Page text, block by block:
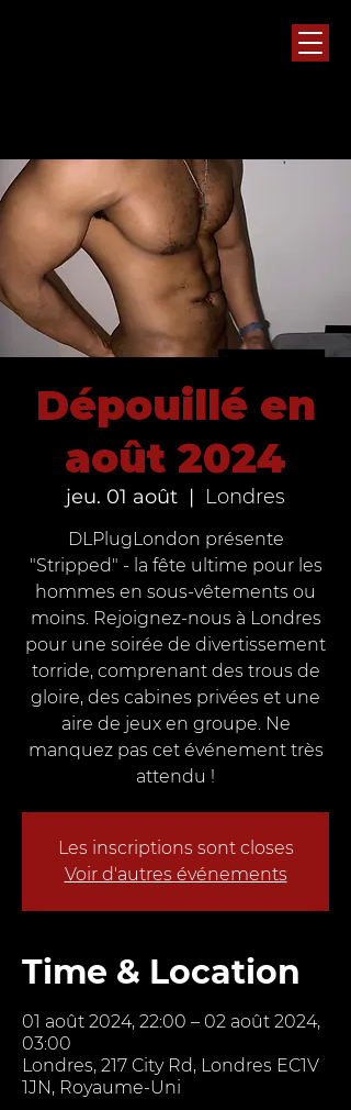
Dépouillé en
août 2024
jeu. 01 août
  |
Londres
DLPlugLondon présente
"Stripped" - la fête ultime pour les
hommes en sous-vêtements ou
moins. Rejoignez-nous à Londres
pour une soirée de divertissement
torride, comprenant des trous de
gloire, des cabines privées et une
aire de jeux en groupe. Ne
manquez pas cet événement très
attendu !
Les inscriptions sont closes
Voir d'autres événements
Time & Location
01 août 2024, 22:00 – 02 août 2024,
03:00
Londres, 217 City Rd, Londres EC1V
1JN, Royaume-Uni